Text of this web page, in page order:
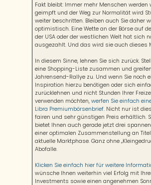
Fakt bleibt: Immer mehr Menschen werden
geimpft und der Weg zur Normalität wird
weiter beschritten. Bleiben auch Sie daher
optimistisch. Eine Wette an der Börse auf
der USA oder der westlichen Welt hat sich
ausgezahlt. Und das wird sie auch dieses
In diesem Sinne, lehnen Sie sich zurück.
eine Shopping-Liste zusammen und
Jahrensend-Rallye zu. Und wenn Sie noch
Inspiration hierzu benötigen oder sich
zurücklehnen und nicht Stunden Ihrer
verwenden möchten,werfen Sie einfach
Libra Premiumbörsenbrief. Nicht nur ist
fairen und sehr günstigen Preis erhältlich.
bietet Ihnen auch gerade jetzt drei
einer optimalen Zusammenstellung an
aktuelle Marktphase. Ganz ohne
Abofalle.
Klicken Sie einfach hier für weitere
wünsche Ihnen weiterhin viel Erfolg mit
Investments sowie einen angenehmen